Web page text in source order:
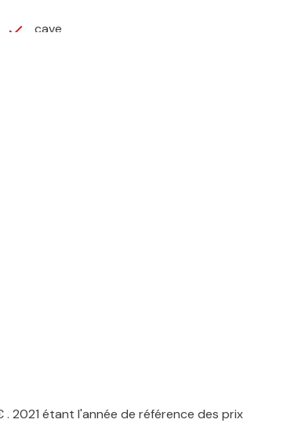
cave
2021 étant l'année de référence des prix